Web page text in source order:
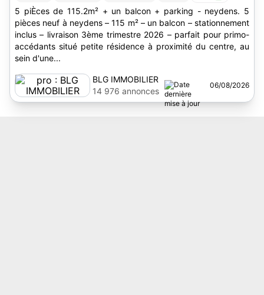
5 piÈces de 115.2m² + un balcon + parking - neydens. 5
pièces neuf à neydens – 115 m² – un balcon – stationnement
inclus – livraison 3ème trimestre 2026 – parfait pour primo-
accédants situé petite résidence à proximité du centre, au
sein d'une...
BLG IMMOBILIER
14 976 annonces
06/08/2026